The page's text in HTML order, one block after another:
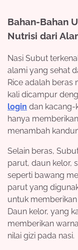
Bahan-Bahan
Nutrisi dari
Nasi Subut
alami yang sehat
Rice adalah beras
kali dicampur
login dan kacang-
hanya
menambah
Selain beras,
parut, daun kelor,
seperti bawang
parut yang
untuk
Daun kelor, yang
memberikan
nilai gizi pada nasi.